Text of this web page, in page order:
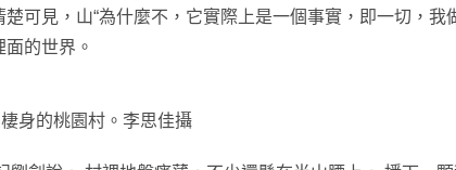
可見，山“為什麼不，它實際上是一個事實，即一切，
的世界。
身的桃園村。李思佳攝